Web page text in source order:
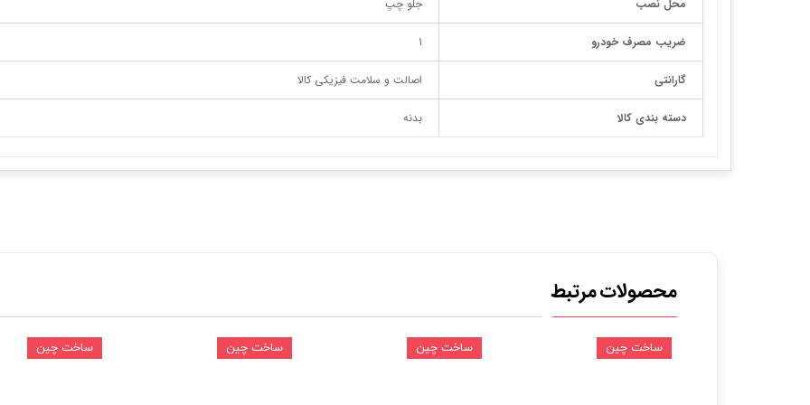
محل نصب جلو چپ
ضریب مصرف خودرو 1
گارانتی اصالت و سلامت فیزیکی کالا
دسته بندی کالا بدنه
محصولات مرتبط
ساخت چین ساخت چین ساخت چین ساخت چین